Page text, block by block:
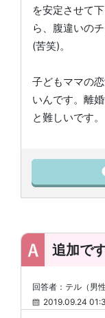
を安定させて
ら、腹違いの
(苦笑)。
子どもママの
いんです。離
と難しいです。
追加で
回答者：テル（男
2019.09.24